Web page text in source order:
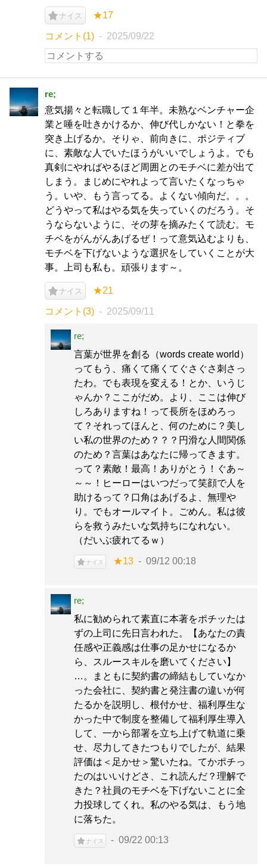
ナイス ★17
コメント(1) 2025/09/22
re;
意気揚々と転職して１年半。未熟なベンチャー企
業と唾を吐きかけるか、伸び代しかない！と拳を
突き上げるか。そりゃ、前向きに、ポジティブ
に、素敵な人でいたほうがいいでしょうよ。でも
真剣にやればやるほど周囲とのモチベに差が出て
しまう。まじめにやれよって言いたくなっちゃ
う。いや、もう言ってる。よくない傾向だ。。。
どうやって私はやる気を失っていくのだろう。そ
うならないように、その芽を摘みたくて読む。モ
チベをがんがんあげるぜ！って意気込むよりも、
モチベを下げないような選択をしていくことが大
事。上司も私も。頑張ります～。
ナイス ★21
コメント(3) 2025/09/11
re;
言葉が世界を創る（words create world）
ってもう、痛くて痛くてぐさぐさ刺さっ
たわ。でも表現を変える！とか、いうじ
ゃんか？ここがだめ。より、ここは伸び
しろありますね！って長所をほめろっ
て？それってほんと、何のために？美し
い私の世界のため？？？円滑な人間関係
のため？言葉はあなたに帰ってきます。
って？素敵！最高！ありがとう！ぐあ～
～～！ヒーローはいつだって笑顔で人を
助けるって？口角はあげるよ、無理や
り。でもオールマイト。ごめん。私は彼
らを救うみたいな気持ちになれない。
（だいぶ疲れてるｗ）
ナイス ★13 09/12 00:18
re;
私に勧められて素直に本著をポチッたは
ずの上司に先日言われた。【あなたの責
任感や正義感は仕事の足かせになるか
ら、スルースキルを磨いてください】
…。まともに契約書の締結もしていなか
った会社に、契約書と発注書の違いが何
たるかを説明し、根付かせ、福利厚生な
かった中で制度を整備して福利厚生導入
して、一から部署を立ち上げて軌道に乗
せ、尽力してきたつもりでしたが、結果
評価は＜足かせ＞驚いたね。てかポチっ
たのはいいけどさ、これ読んだ？理解で
きた？社員のモチベを下げないことに全
力投球してくれ。私のやる気は、もう地
に落ちた。
ナイス 09/22 00:13